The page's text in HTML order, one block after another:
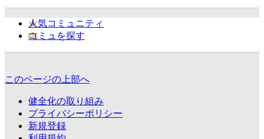
人気コミュニティ
コミュを探す
このページの上部へ
健全化の取り組み
プライバシーポリシー
新規登録